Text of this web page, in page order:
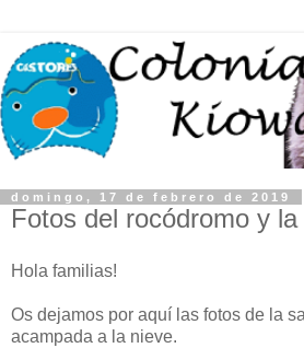
domingo, 17 de febrero de 2019
Fotos del rocódromo y
Hola familias!
Os dejamos por aquí las fotos de la
acampada a la nieve.